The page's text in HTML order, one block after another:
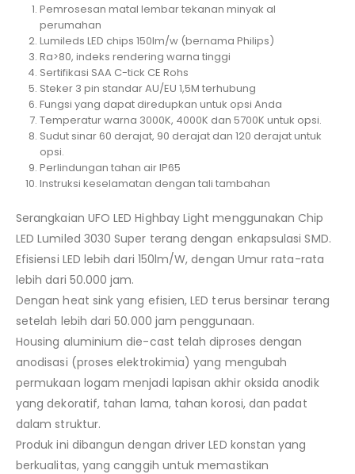
Pemrosesan matal lembar tekanan minyak al
perumahan
Lumileds LED chips 150lm/w (bernama Philips)
Ra>80, indeks rendering warna tinggi
Sertifikasi SAA C-tick CE Rohs
Steker 3 pin standar AU/EU 1,5M terhubung
Fungsi yang dapat diredupkan untuk opsi Anda
Temperatur warna 3000K, 4000K dan 5700K untuk opsi.
Sudut sinar 60 derajat, 90 derajat dan 120 derajat untuk
opsi.
Perlindungan tahan air IP65
Instruksi keselamatan dengan tali tambahan
Serangkaian UFO LED Highbay Light menggunakan Chip
LED Lumiled 3030 Super terang dengan enkapsulasi SMD.
Efisiensi LED lebih dari 150lm/W, dengan Umur rata-rata
lebih dari 50.000 jam.
Dengan heat sink yang efisien, LED terus bersinar terang
setelah lebih dari 50.000 jam penggunaan.
Housing aluminium die-cast telah diproses dengan
anodisasi (proses elektrokimia) yang mengubah
permukaan logam menjadi lapisan akhir oksida anodik
yang dekoratif, tahan lama, tahan korosi, dan padat
dalam struktur.
Produk ini dibangun dengan driver LED konstan yang
berkualitas, yang canggih untuk memastikan